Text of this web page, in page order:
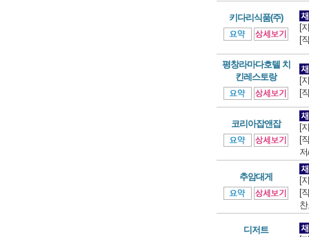
키다리식품(주)
[
[
평창라마다호텔 치
킨레스토랑
[
[
코리아잡앤잡
[
[
추암대게
[
[
디저트